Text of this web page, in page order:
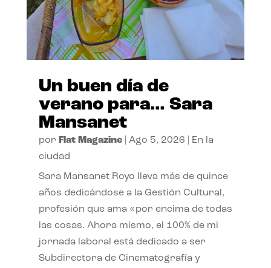
Un buen día de
verano para… Sara
Mansanet
por Flat Magazine| Ago 5, 2026
En la
ciudad
Sara Mansanet Royo lleva más de quince
años dedicándose a la Gestión Cultural,
profesión que ama «por encima de todas
las cosas. Ahora mismo, el 100% de mi
jornada laboral está dedicado a ser
Subdirectora de Cinematografía y